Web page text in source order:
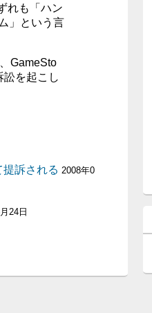
れも「ハン
」という言
GameSto
を起こし
訴される 2008年0
24日